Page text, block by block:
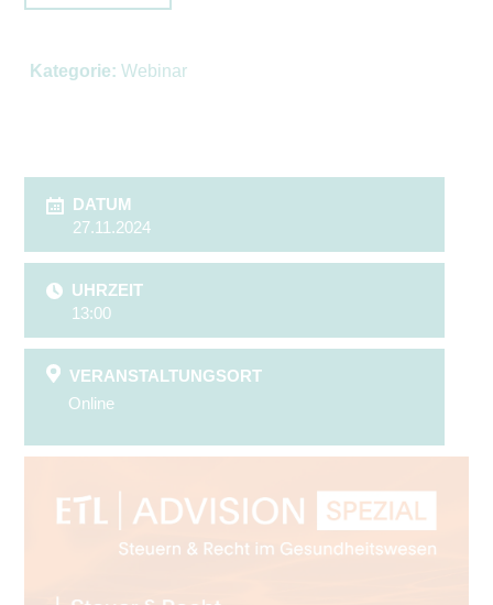
Kategorie: Webinar
DATUM
27.11.2024
UHRZEIT
13:00
VERANSTALTUNGSORT
Online